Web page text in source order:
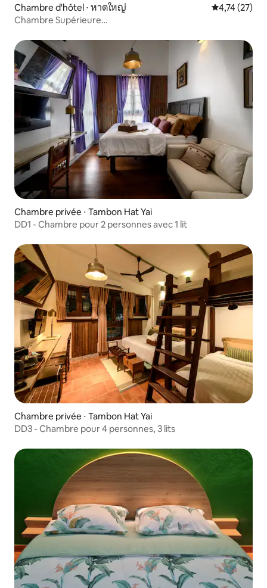
Chambre d'hôtel ⋅ หาดใหญ่ Évaluation
4,74 (27)
Chambre Supérieure
Chambre privée ⋅ Tambon Hat Yai
DD1 - Chambre pour 2 personnes avec 1 lit
Chambre privée ⋅ Tambon Hat Yai
DD3 - Chambre pour 4 personnes, 3 lits